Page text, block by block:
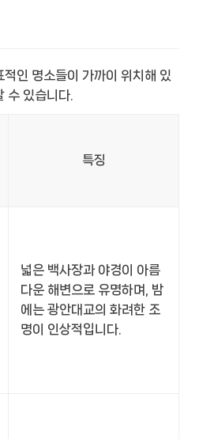
인 명소들이 가까이 위치해 있
수 있습니다.
특징
넓은 백사장과 야경이 아름
다운 해변으로 유명하며, 밤
에는 광안대교의 화려한 조
명이 인상적입니다.